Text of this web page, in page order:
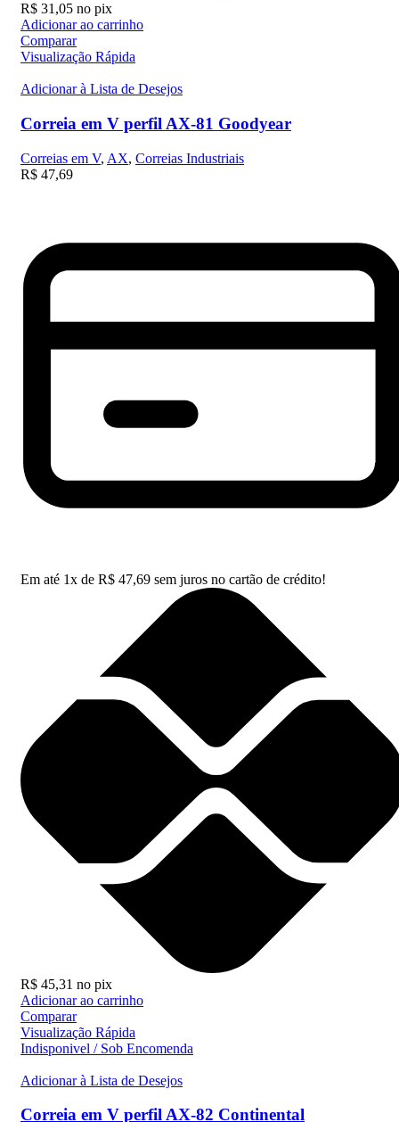
R$ 31,05 no pix
Adicionar ao carrinho
Comparar
Visualização Rápida
Adicionar à Lista de Desejos
Correia em V perfil AX-81 Goodyear
Correias em V, AX, Correias Industriais
R$ 47,69
Em até 1x de R$ 47,69 sem juros no cartão de crédito!
R$ 45,31 no pix
Adicionar ao carrinho
Comparar
Visualização Rápida
Indisponivel / Sob Encomenda
Adicionar à Lista de Desejos
Correia em V perfil AX-82 Continental